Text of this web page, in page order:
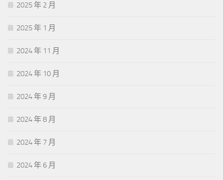
2025 年 2 月
2025 年 1 月
2024 年 11 月
2024 年 10 月
2024 年 9 月
2024 年 8 月
2024 年 7 月
2024 年 6 月